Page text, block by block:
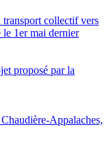
transport collectif vers
le 1er mai dernier
proposé par la
Appalaches,